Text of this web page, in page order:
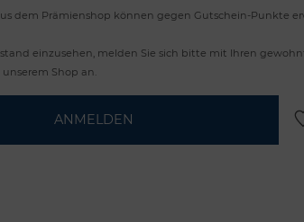
dem Prämienshop können gegen Gutschein-Punkte
einzusehen, melden Sie sich bitte mit Ihren
Shop an.
ANMELDEN